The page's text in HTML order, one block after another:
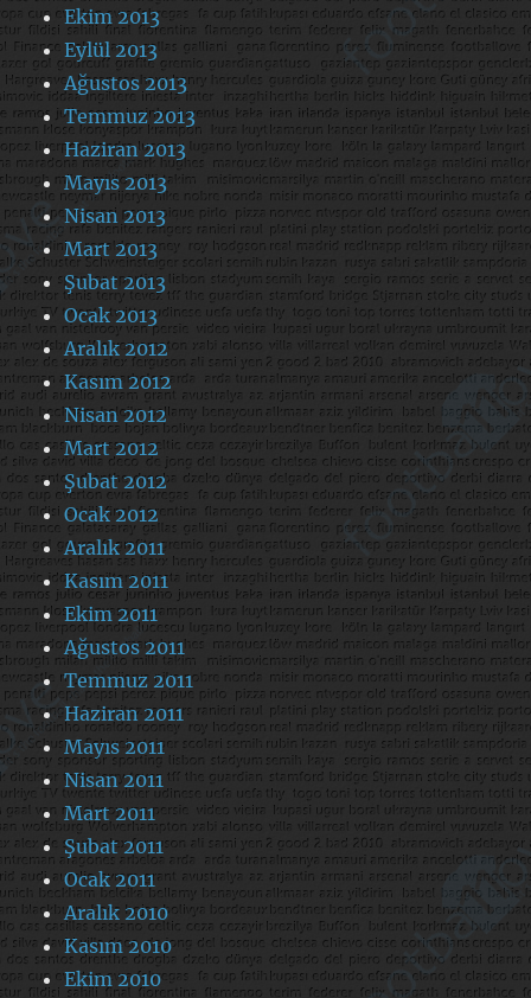
Ekim 2013
Eylül 2013
Ağustos 2013
Temmuz 2013
Haziran 2013
Mayıs 2013
Nisan 2013
Mart 2013
Şubat 2013
Ocak 2013
Aralık 2012
Kasım 2012
Nisan 2012
Mart 2012
Şubat 2012
Ocak 2012
Aralık 2011
Kasım 2011
Ekim 2011
Ağustos 2011
Temmuz 2011
Haziran 2011
Mayıs 2011
Nisan 2011
Mart 2011
Şubat 2011
Ocak 2011
Aralık 2010
Kasım 2010
Ekim 2010